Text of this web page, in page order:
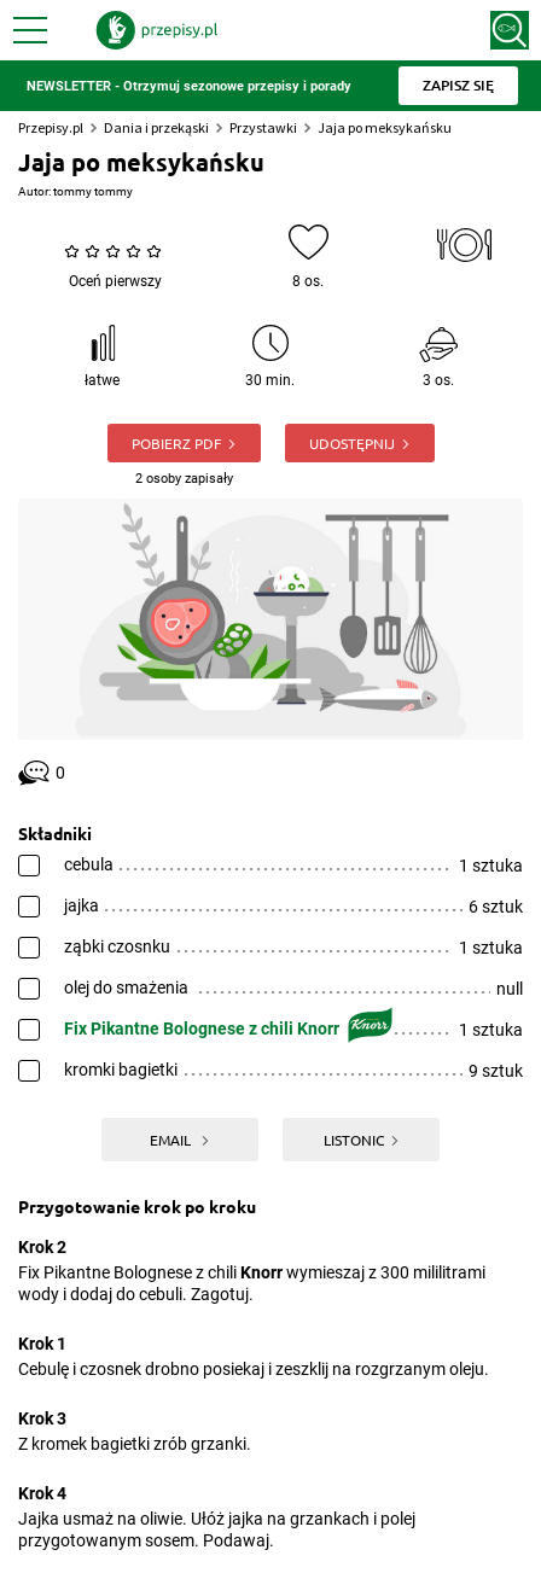
NEWSLETTER - Otrzymuj sezonowe przepisy i porady ZAPISZ SIĘ
Przepisy.pl Dania i przekąski Przystawki Jaja po meksykańsku
Jaja po meksykańsku
Autor:tommy tommy
Oceń pierwszy 8 os.
łatwe 30 min. 3 os.
POBIERZ PDF
2 osoby zapisały
UDOSTĘPNIJ
0
Składniki
cebula 1 sztuka
jajka 6 sztuk
ząbki czosnku 1 sztuka
olej do smażenia null
Fix Pikantne Bolognese z chili Knorr 1 sztuka
kromki bagietki 9 sztuk
EMAIL LISTONIC
Przygotowanie krok po kroku
Krok 2
Fix Pikantne Bolognese z chiliKnorrwymieszaj z 300 mililitrami
wody i dodaj do cebuli. Zagotuj.
Krok 1
Cebulę i czosnek drobno posiekaj i zeszklij na rozgrzanym oleju.
Krok 3
Z kromek bagietki zrób grzanki.
Krok 4
Jajka usmaż na oliwie. Ułóż jajka na grzankach i polej
przygotowanym sosem. Podawaj.